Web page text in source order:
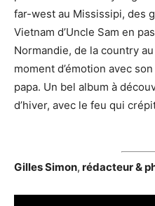
far-west au Mississipi, des
Vietnam d’Uncle Sam en
Normandie, de la country
moment d’émotion avec
papa. Un bel album à
d’hiver, avec le feu qui
Gilles Simon, rédacteur &